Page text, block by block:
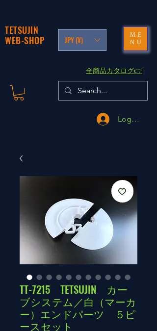
TETSUJIN
WEB-SHOP
JPY (¥)
ME
NU
​全商品カタログ👉
Logga in
TT-7215 TETSUJIN カー
ブシステム／白（マーカ
ー）エンドパーツ ５ピ
ースセット